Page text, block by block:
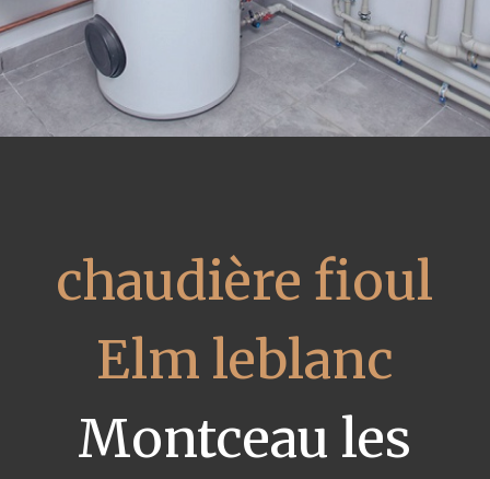
chaudière fioul
Elm leblanc
Montceau les